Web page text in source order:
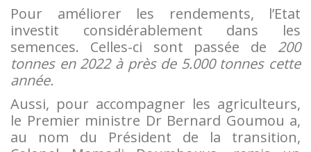
Pour améliorer les rendements, l’Etat
investit considérablement dans les
semences. Celles-ci sont passée de 200
tonnes en 2022 à près de 5.000 tonnes cette
année.
Aussi, pour accompagner les agriculteurs,
le Premier ministre Dr Bernard Goumou a,
au nom du Président de la transition,